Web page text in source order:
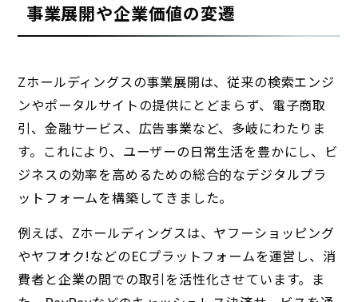
事業展開や企業価値の変遷
Zホールディングスの事業展開は、従来の検索エンジ
ンやポータルサイトの提供にとどまらず、電子商取
引、金融サービス、広告事業など、多岐にわたりま
す。これにより、ユーザーの日常生活を豊かにし、ビ
ジネスの効率を高めるための総合的なデジタルプラ
ットフォームを構築してきました。
例えば、Zホールディングスは、ヤフーショッピング
やヤフオク!などのECプラットフォームを運営し、消
費者と企業の間での取引を活性化させています。ま